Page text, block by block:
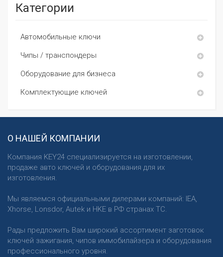
Категории
Автомобильные ключи
Чипы / транспондеры
Оборудование для бизнеса
Комплектующие ключей
О НАШЕЙ КОМПАНИИ
Компания KEY24 специализируется на изготовлении,
продаже авто ключей и оборудования для их
изготовления.
Мы являемся официальными дилерами компаний: IEA,
Xhorse, Lonsdor, Autek и HKE в РФ странах ТС.
Рады предложить Вам широкий ассортимент заготовок
ключей зажигания, чипов иммобилайзера и оборудования
профессионального уровня.